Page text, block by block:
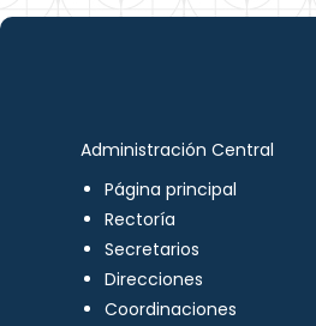
Administración Central
Página principal
Rectoría
Secretarios
Direcciones
Coordinaciones